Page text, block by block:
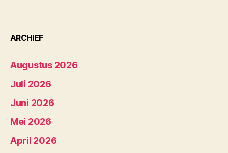
ARCHIEF
Augustus 2026
Juli 2026
Juni 2026
Mei 2026
April 2026